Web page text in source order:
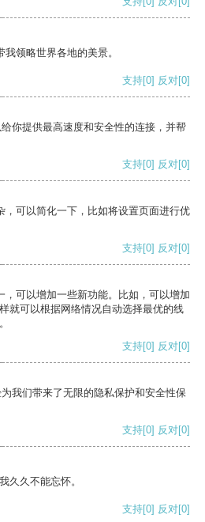
领略世界各地的美景。
支持[0] 反对[0]
你提供最高速度和安全性的连接，并帮
支持[0] 反对[0]
，可以简化一下，比如将设置页面进行优
支持[0] 反对[0]
，可以增加一些新功能。比如，可以增加
就可以根据网络情况自动选择最优的线
支持[0] 反对[0]
我们带来了无限的隐私保护和安全性保
支持[0] 反对[0]
久久不能忘怀。
支持[0] 反对[0]